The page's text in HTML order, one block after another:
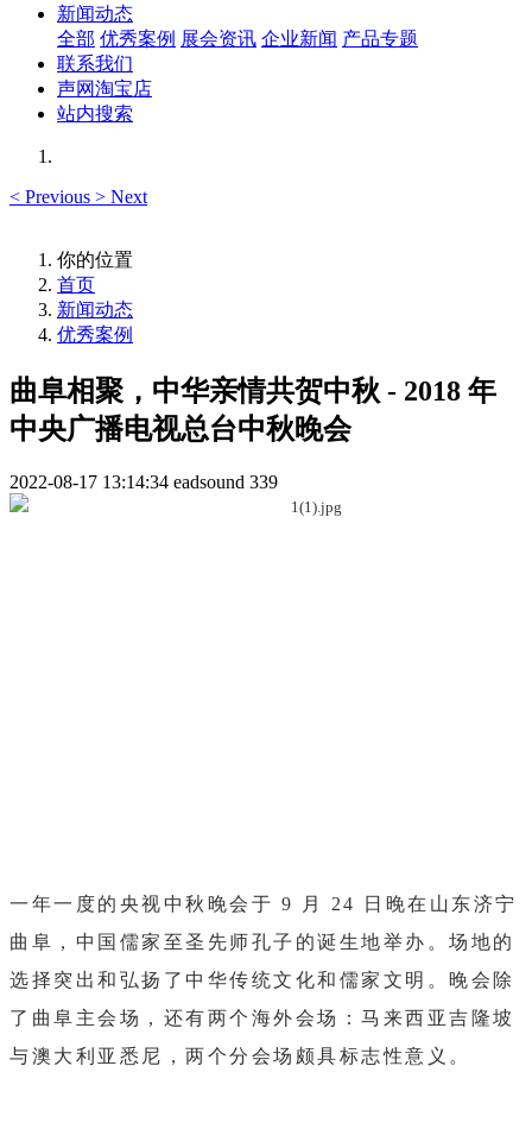
新闻动态
全部 优秀案例 展会资讯 企业新闻 产品专题
联系我们
声网淘宝店
站内搜索
< Previous > Next
你的位置
首页
新闻动态
优秀案例
曲阜相聚，中华亲情共贺中秋 - 2018 年
中央广播电视总台中秋晚会
2022-08-17 13:14:34 eadsound 339
一年一度的央视中秋晚会于 9 月 24 日晚在山东济宁
曲阜，中国儒家至圣先师孔子的诞生地举办。场地的
选择突出和弘扬了中华传统文化和儒家文明。晚会除
了曲阜主会场，还有两个海外会场：马来西亚吉隆坡
与澳大利亚悉尼，两个分会场颇具标志性意义。